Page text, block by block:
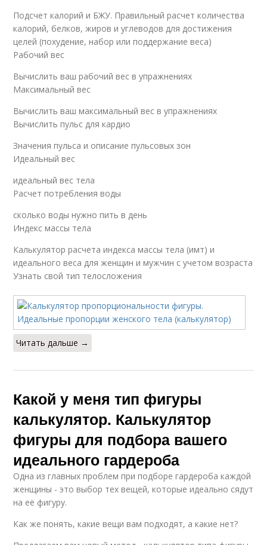
Подсчет калорий и БЖУ. Правильный расчет количества
калорий, белков, жиров и углеводов для достижения
целей (похудение, набор или поддержание веса)
Рабочий вес
Вычислить ваш рабочий вес в упражнениях
Максимальный вес
Вычислить ваш максимальный вес в упражнениях
Вычислить пульс для кардио
Значения пульса и описание пульсовых зон
Идеальный вес
идеальный вес тела
Расчет потребления воды
сколько воды нужно пить в день
Индекс массы тела
Калькулятор расчета индекса массы тела (имт) и
идеального веса для женщин и мужчин с учетом возраста
Узнать свой тип телосложения
Читать дальше →
Какой у меня тип фигуры
калькулятор. Калькулятор
фигуры для подбора вашего
идеального гардероба
Одна из главных проблем при подборе гардероба каждой
женщины - это выбор тех вещей, которые идеально сядут
на её фигуру.
Как же понять, какие вещи вам подходят, а какие нет?